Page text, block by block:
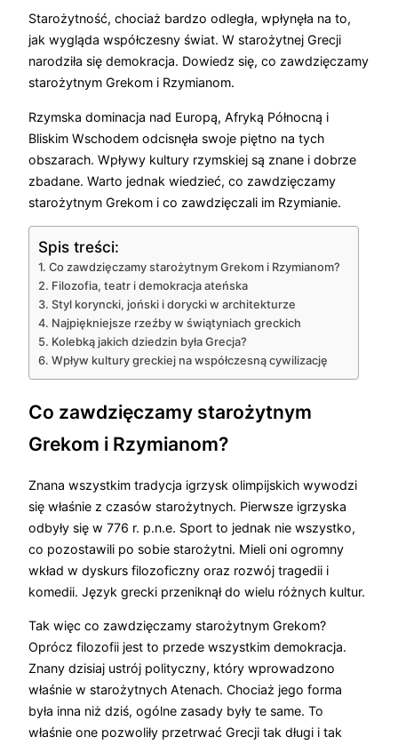
Starożytność, chociaż bardzo odległa, wpłynęła na to,
jak wygląda współczesny świat. W starożytnej Grecji
narodziła się demokracja. Dowiedz się, co zawdzięczamy
starożytnym Grekom i Rzymianom.
Rzymska dominacja nad Europą, Afryką Północną i
Bliskim Wschodem odcisnęła swoje piętno na tych
obszarach. Wpływy kultury rzymskiej są znane i dobrze
zbadane. Warto jednak wiedzieć, co zawdzięczamy
starożytnym Grekom i co zawdzięczali im Rzymianie.
Spis treści:
Co zawdzięczamy starożytnym Grekom i Rzymianom?
Filozofia, teatr i demokracja ateńska
Styl koryncki, joński i dorycki w architekturze
Najpiękniejsze rzeźby w świątyniach greckich
Kolebką jakich dziedzin była Grecja?
Wpływ kultury greckiej na współczesną cywilizację
Co zawdzięczamy starożytnym
Grekom i Rzymianom?
Znana wszystkim tradycja igrzysk olimpijskich wywodzi
się właśnie z czasów starożytnych. Pierwsze igrzyska
odbyły się w 776 r. p.n.e. Sport to jednak nie wszystko,
co pozostawili po sobie starożytni. Mieli oni ogromny
wkład w dyskurs filozoficzny oraz rozwój tragedii i
komedii. Język grecki przeniknął do wielu różnych kultur.
Tak więc co zawdzięczamy starożytnym Grekom?
Oprócz filozofii jest to przede wszystkim demokracja.
Znany dzisiaj ustrój polityczny, który wprowadzono
właśnie w starożytnych Atenach. Chociaż jego forma
była inna niż dziś, ogólne zasady były te same. To
właśnie one pozwoliły przetrwać Grecji tak długi i tak